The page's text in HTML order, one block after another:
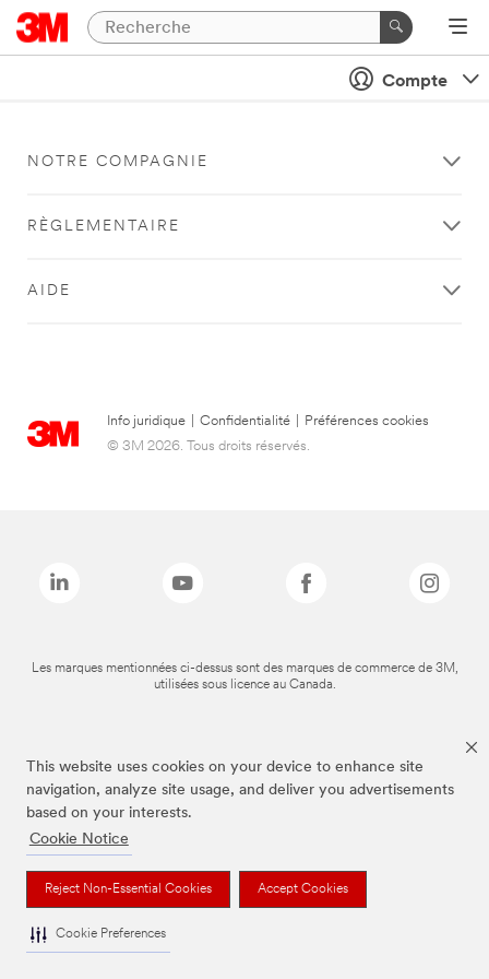
This website uses cookies on your device to enhance site
navigation, analyze site usage, and deliver you advertisements
based on your interests.
Cookie Notice
Reject Non-Essential Cookies Accept Cookies
Cookie Preferences
Compte
NOTRE COMPAGNIE
RÈGLEMENTAIRE
AIDE
Info juridique Confidentialité
Préférences cookies
© 3M 2026. Tous droits réservés.
Les marques mentionnées ci-dessus sont des marques de commerce de 3M,
utilisées sous licence au Canada.